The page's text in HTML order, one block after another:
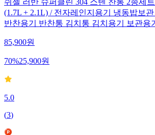
쉬젤 러반 슈퍼클린 304 스텐 찬통 2종세
(1.7L + 2.1L) / 전자레인지용기 냉동밥보
반찬용기 반찬통 김치통 김치용기 보관용
85,900원
70%25,900원
5.0
(3)